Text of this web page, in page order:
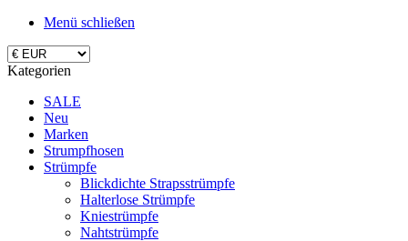
Menü schließen
Kategorien
SALE
Neu
Marken
Strumpfhosen
Strümpfe
Blickdichte Strapsstrümpfe
Halterlose Strümpfe
Kniestrümpfe
Nahtstrümpfe